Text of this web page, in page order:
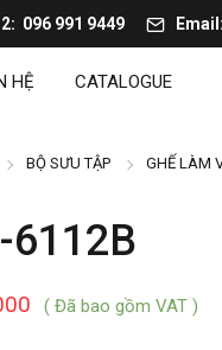
096 991 9449 Email
HỆ CATALOGUE
BỘ SƯU TẬP GHẾ LÀM
6112B
( Đã bao gồm VAT )